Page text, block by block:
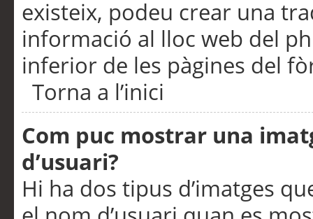
existeix, podeu crear una
informació al lloc web del
inferior de les pàgines del
Torna a l’inici
Com puc mostrar una
d’usuari?
Hi ha dos tipus d’imatges